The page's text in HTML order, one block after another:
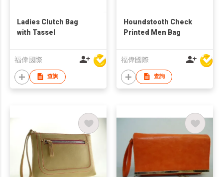
Ladies Clutch Bag
with Tassel
福偉國際
查詢
Houndstooth Check
Printed Men Bag
福偉國際
查詢